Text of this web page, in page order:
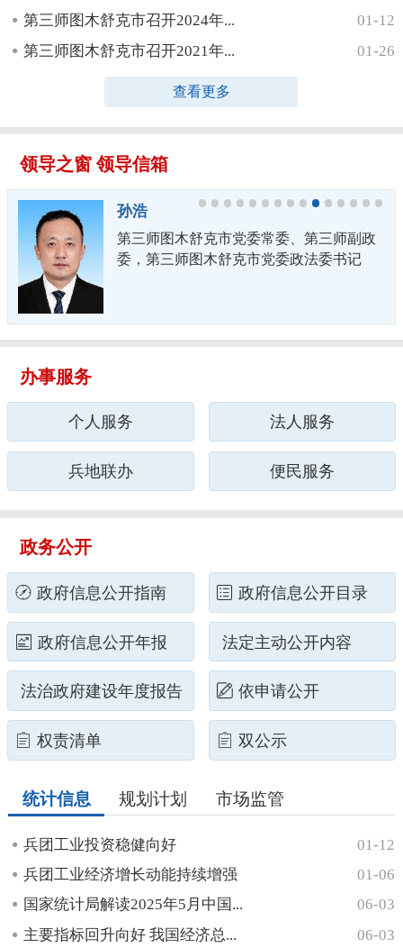
第三师图木舒克市召开2024年...
01-12
第三师图木舒克市召开2021年...
01-26
查看更多
领导之窗 领导信箱
孙浩
第三师图木舒克市党委常委、第三师副政
委，第三师图木舒克市党委政法委书记
办事服务
个人服务 法人服务
兵地联办 便民服务
政务公开
政府信息公开指南 政府信息公开目录
政府信息公开年报 法定主动公开内容
法治政府建设年度报告 依申请公开
权责清单 双公示
统计信息 规划计划 市场监管
兵团工业投资稳健向好
01-12
兵团工业经济增长动能持续增强
01-06
国家统计局解读2025年5月中国...
06-03
主要指标回升向好 我国经济总...
06-03